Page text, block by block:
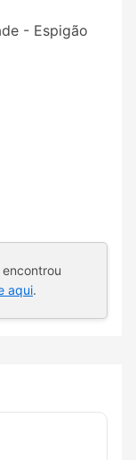
- Espigão
aqui.